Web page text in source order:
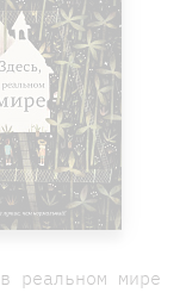
реальном мире